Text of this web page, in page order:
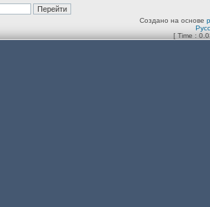
Создано на основе
[ Time :